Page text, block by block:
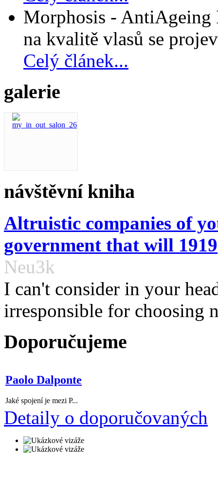
Morphosis - AntiAgeing
na kvalitě vlasů se
Celý článek...
galerie
návštěvní kniha
Altruistic companies of
government that will 1919
Neu3k
I can't consider in your
irresponsible for choosing
Doporučujeme
Paolo Dalponte
Jaké spojení je mezi P...
Detaily o doporučovaných